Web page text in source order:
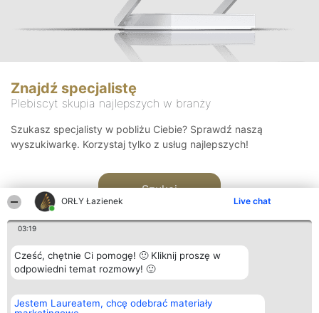
ORŁY Łazienek Live chat
03:19
Cześć, chętnie Ci pomogę! 🙂 Kliknij proszę w
odpowiedni temat rozmowy! 🙂
Jestem Laureatem, chcę odebrać materiały
Znajdź specjalistę
Plebiscyt skupia najlepszych w branży
Szukasz specjalisty w pobliżu Ciebie? Sprawdź naszą
wyszukiwarkę. Korzystaj tylko z usług najlepszych!
Szukaj
Organizator plebiscytu
Bright Side Solutions sp. z o.
Plebiscyt
Laureaci
Kontakt
Kontakt